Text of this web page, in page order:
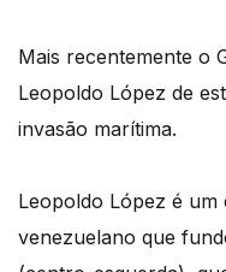
Mais recentemente o
Leopoldo López de
invasão marítima.
Leopoldo López é
venezuelano que